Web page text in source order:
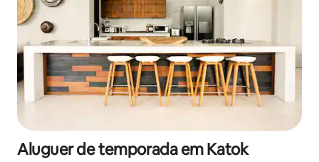
Aluguer de temporada em Katok